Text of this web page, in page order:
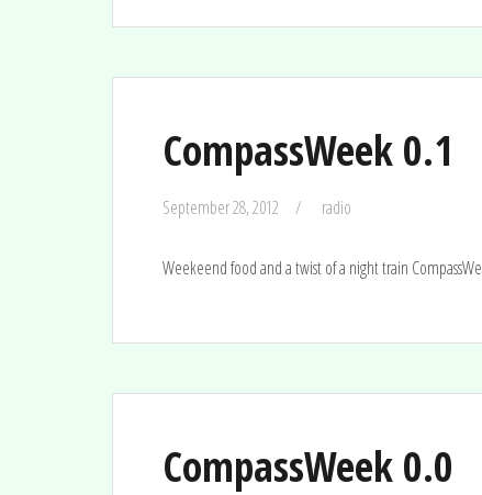
CompassWeek 0.1
September 28, 2012 radio
Weekeend food and a twist of a night train
CompassWeek 0.0